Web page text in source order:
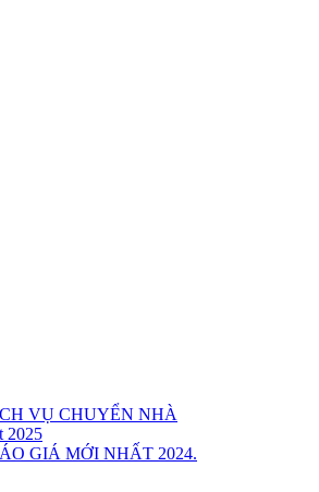
24/7
24/7
VỤ CHUYỂN NHÀ
2025
GIÁ MỚI NHẤT 2024.